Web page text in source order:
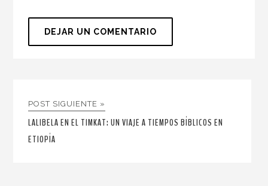
POST SIGUIENTE »
LALIBELA EN EL TIMKAT: UN VIAJE A TIEMPOS BÍBLICOS EN
ETIOPÍA